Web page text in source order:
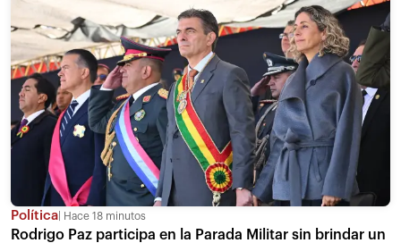
Política Hace 18 minutos
Rodrigo Paz participa en la Parada Militar sin brindar un